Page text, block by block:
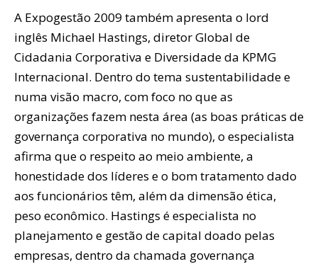
A Expogestão 2009 também apresenta o lord
inglês Michael Hastings, diretor Global de
Cidadania Corporativa e Diversidade da KPMG
Internacional. Dentro do tema sustentabilidade e
numa visão macro, com foco no que as
organizações fazem nesta área (as boas práticas de
governança corporativa no mundo), o especialista
afirma que o respeito ao meio ambiente, a
honestidade dos líderes e o bom tratamento dado
aos funcionários têm, além da dimensão ética,
peso econômico. Hastings é especialista no
planejamento e gestão de capital doado pelas
empresas, dentro da chamada governança